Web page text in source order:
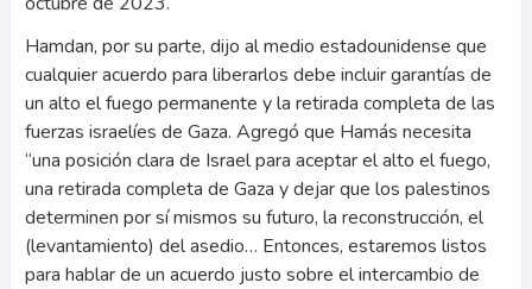
Hamdan, por su parte, dijo al medio estadounidense que
cualquier acuerdo para liberarlos debe incluir garantías de
un alto el fuego permanente y la retirada completa de las
fuerzas israelíes de Gaza. Agregó que Hamás necesita
“una posición clara de Israel para aceptar el alto el fuego,
una retirada completa de Gaza y dejar que los palestinos
determinen por sí mismos su futuro, la reconstrucción, el
(levantamiento) del asedio… Entonces, estaremos listos
para hablar de un acuerdo justo sobre el intercambio de